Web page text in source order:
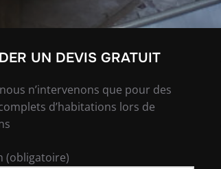
UN DEVIS GRATUIT
n’intervenons que pour des
d’habitations lors de
(obligatoire)